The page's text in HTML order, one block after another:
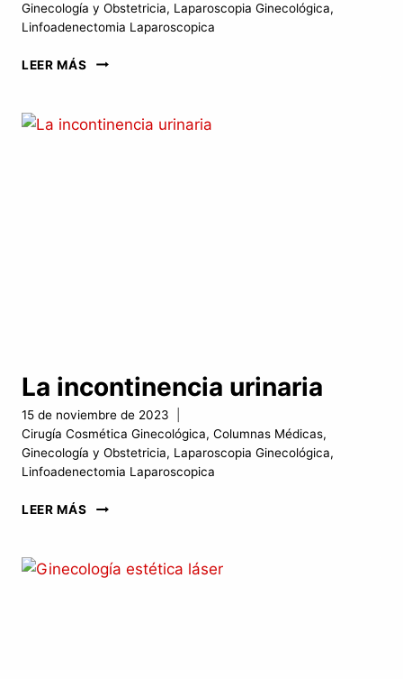
Ginecología y Obstetricia, Laparoscopia Ginecológica,
Linfoadenectomia Laparoscopica
LEER MÁS
ENFERMEDADES
POR
La incontinencia urinaria
15 de noviembre de 2023
Cirugía Cosmética Ginecológica, Columnas Médicas,
Ginecología y Obstetricia, Laparoscopia Ginecológica,
Linfoadenectomia Laparoscopica
LEER MÁS
LA